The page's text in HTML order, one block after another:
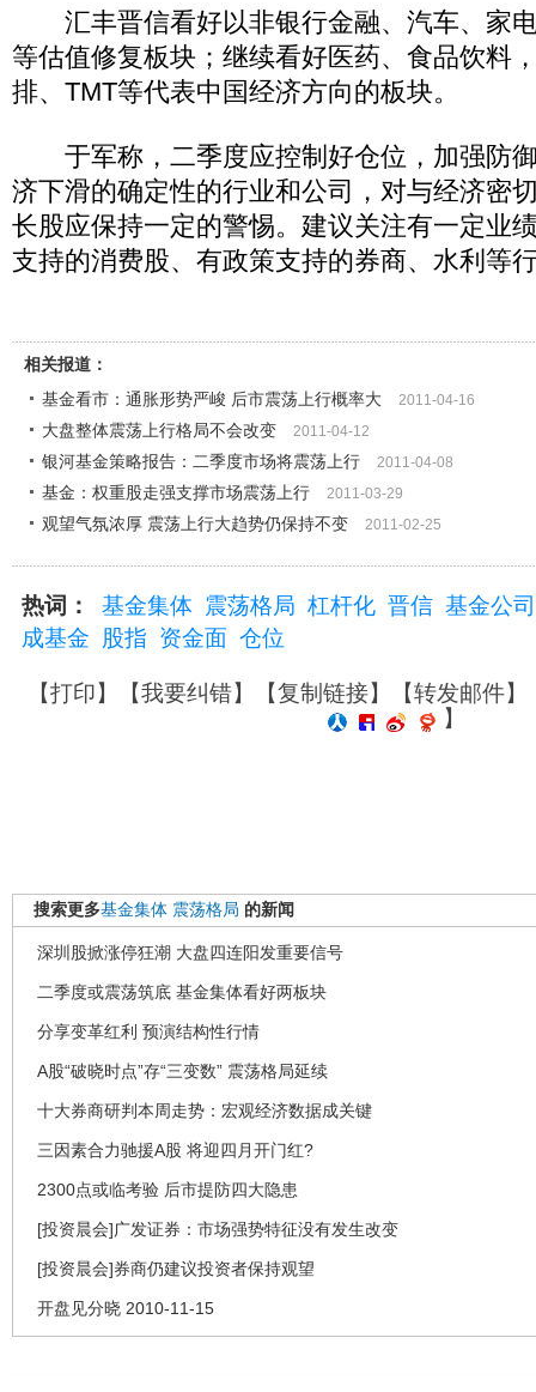
汇丰晋信看好以非银行金融、汽车、家
等估值修复板块；继续看好医药、食品饮料
排、TMT等代表中国经济方向的板块。
于军称，二季度应控制好仓位，加强防
济下滑的确定性的行业和公司，对与经济密
长股应保持一定的警惕。建议关注有一定业
支持的消费股、有政策支持的券商、水利等
相关报道：
基金看市：通胀形势严峻 后市震荡上行概率大
2011-04-16
大盘整体震荡上行格局不会改变 2011-04-12
银河基金策略报告：二季度市场将震荡上行 2011-04-08
基金：权重股走强支撑市场震荡上行 2011-03-29
观望气氛浓厚 震荡上行大趋势仍保持不变 2011-02-25
热词： 基金集体 震荡格局 杠杆化 晋信 基金公司
成基金
股指 资金面 仓位
【打印】【我要纠错】【复制链接】【转发邮件】
】
搜索更多基金集体 震荡格局 的新闻
深圳股掀涨停狂潮 大盘四连阳发重要信号
二季度或震荡筑底 基金集体看好两板块
分享变革红利 预演结构性行情
A股“破晓时点”存“三变数” 震荡格局延续
十大券商研判本周走势：宏观经济数据成关键
三因素合力驰援A股 将迎四月开门红?
2300点或临考验 后市提防四大隐患
[投资晨会]广发证券：市场强势特征没有发生改变
[投资晨会]券商仍建议投资者保持观望
开盘见分晓 2010-11-15